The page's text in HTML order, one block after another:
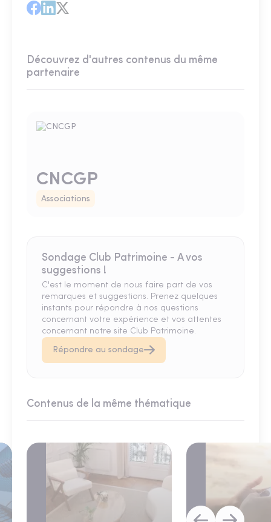
Découvrez d'autres contenus du même
partenaire
CNCGP
Associations
Sondage Club Patrimoine - A vos
suggestions !
C'est le moment de nous faire part de vos
remarques et suggestions. Prenez quelques
instants pour répondre à nos questions
concernant votre expérience et vos attentes
concernant notre site Club Patrimoine.
Répondre au sondage
Contenus de la même thématique